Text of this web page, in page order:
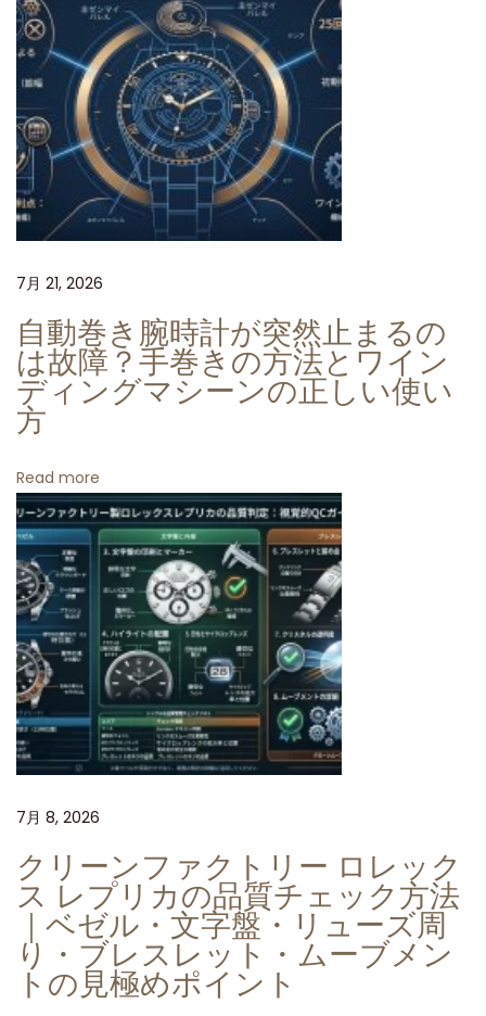
ー
ロ
レ
ッ
ク
ス
デ
イ
ナ
「
シ
ャ
ン
パ
ン
パ
ン
ダ
ダ
イ
ヤ
ル
」
4
1
3
ム
ー
メ
ン
7月 21, 2026
自動巻き腕時計が突然止まるの
は故障？手巻きの方法とワイン
ディングマシーンの正しい使い
方
Read more
7月 8, 2026
クリーンファクトリー ロレック
ス レプリカの品質チェック方法
｜ベゼル・文字盤・リューズ周
り・ブレスレット・ムーブメン
トの見極めポイント